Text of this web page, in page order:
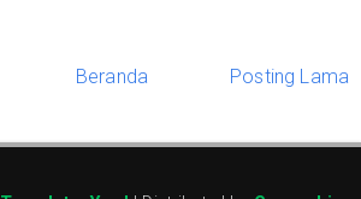
Beranda Posting Lama